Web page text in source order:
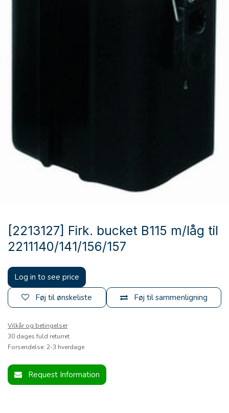
[2213127] Firk. bucket B115 m/låg til
2211140/141/156/157
Log in to see price
Føj til sammenligning
Føj til ønskeliste
Vilkår og betingelser
30 dages fuld returret
Forsendelse: 2-3 hverdage
Request Information